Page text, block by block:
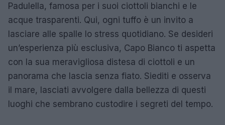
Padulella, famosa per i suoi ciottoli bianchi e le
acque trasparenti. Qui, ogni tuffo è un invito a
lasciare alle spalle lo stress quotidiano. Se desideri
un’esperienza più esclusiva, Capo Bianco ti aspetta
con la sua meravigliosa distesa di ciottoli e un
panorama che lascia senza fiato. Siediti e osserva
il mare, lasciati avvolgere dalla bellezza di questi
luoghi che sembrano custodire i segreti del tempo.